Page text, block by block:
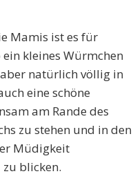
Mamis ist es für
kleines Würmchen
natürlich völlig in
eine schöne
am Rande des
zu stehen und in den
Müdigkeit
blicken.